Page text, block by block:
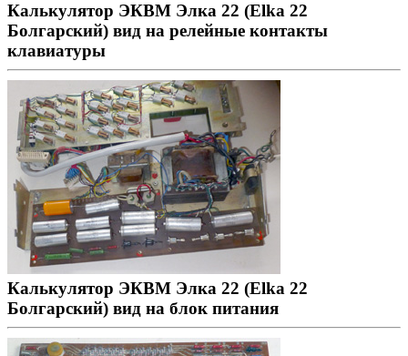
Калькулятор ЭКВМ Элка 22 (Elka 22
Болгарский) вид на релейные контакты
клавиатуры
Калькулятор ЭКВМ Элка 22 (Elka 22
Болгарский) вид на блок питания